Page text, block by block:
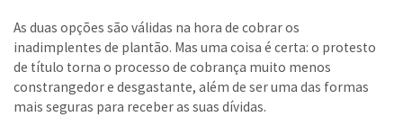
As duas opções são válidas na hora de cobrar os
inadimplentes de plantão. Mas uma coisa é certa: o protesto
de título torna o processo de cobrança muito menos
constrangedor e desgastante, além de ser uma das formas
mais seguras para receber as suas dívidas.